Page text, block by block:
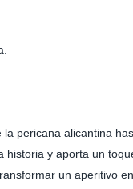
pericana alicantina
historia y aporta un
un aperitivo